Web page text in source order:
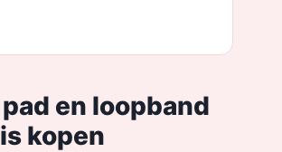
en loopband
kopen